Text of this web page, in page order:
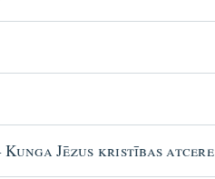
Jēzus kristības atcere